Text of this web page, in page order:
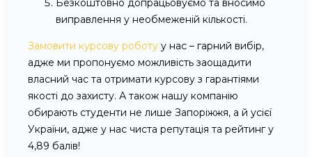
Безкоштовно допрацьовуємо та вносимо
виправлення у необмеженій кількості.
Замовити курсову роботу у нас – гарний вибір,
адже ми пропонуємо можливість заощадити
власний час та отримати курсову з гарантіями
якості до захисту. А також нашу компанію
обирають студенти не лише Запоріжжя, а й усієї
України, адже у нас чиста репутація та рейтинг у
4,89 балів!